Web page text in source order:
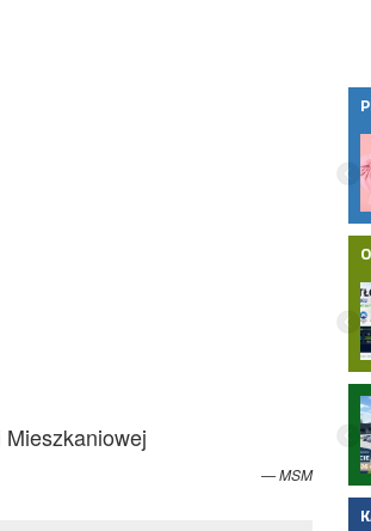
MSM
Pomorzu. KAS i Żandarmeria Wojskowa
zatrzymały dwie osoby